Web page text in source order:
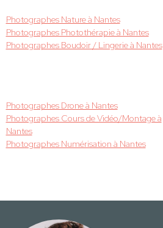
Photographes Nature à Nantes
Photographes Photothérapie à Nantes
Photographes Boudoir / Lingerie à Nantes
Photographes Drone à Nantes
Photographes Cours de Vidéo/Montage à
Nantes
Photographes Numérisation à Nantes